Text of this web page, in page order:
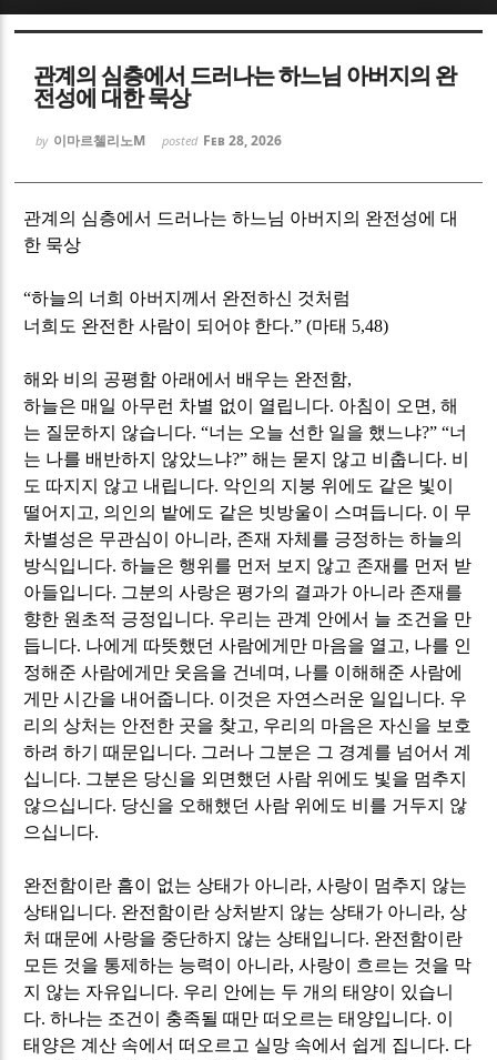
관계의 심층에서 드러나는 하느님 아버지의 완
전성에 대한 묵상
by 이마르첼리노M posted Feb 28, 2026
관계의 심층에서 드러나는 하느님 아버지의 완전성에 대
한 묵상
“하늘의 너희 아버지께서 완전하신 것처럼
너희도 완전한 사람이 되어야 한다.” (마태 5,48)
해와 비의 공평함 아래에서 배우는 완전함,
하늘은 매일 아무런 차별 없이 열립니다. 아침이 오면 ,해
는 질문하지 않습니다. “너는 오늘 선한 일을 했느냐?” “너
는 나를 배반하지 않았느냐?”해는 묻지 않고 비춥니다. 비
도 따지지 않고 내립니다. 악인의 지붕 위에도 같은 빛이
떨어지고, 의인의 밭에도 같은 빗방울이 스며듭니다. 이 무
차별성은 무관심이 아니라, 존재 자체를 긍정하는 하늘의
방식입니다.하늘은 행위를 먼저 보지 않고 존재를 먼저 받
아들입니다. 그분의 사랑은 평가의 결과가 아니라 존재를
향한 원초적 긍정입니다. 우리는 관계 안에서 늘 조건을 만
듭니다. 나에게 따뜻했던 사람에게만 마음을 열고, 나를 인
정해준 사람에게만 웃음을 건네며 , 나를 이해해준 사람에
게만 시간을 내어줍니다. 이것은 자연스러운 일입니다. 우
리의 상처는 안전한 곳을 찾고, 우리의 마음은 자신을 보호
하려 하기 때문입니다. 그러나 그분은 그 경계를 넘어서 계
십니다. 그분은 당신을 외면했던 사람 위에도 빛을 멈추지
않으십니다. 당신을 오해했던 사람 위에도 비를 거두지 않
으십니다.
완전함이란 흠이 없는 상태가 아니라,사랑이 멈추지 않는
상태입니다. 완전함이란 상처받지 않는 상태가 아니라,상
처 때문에 사랑을 중단하지 않는 상태입니다. 완전함이란
모든 것을 통제하는 능력이 아니라,사랑이 흐르는 것을 막
지 않는 자유입니다. 우리 안에는 두 개의 태양이 있습니
다.하나는 조건이 충족될 때만 떠오르는 태양입니다. 이
태양은 계산 속에서 떠오르고 실망 속에서 쉽게 집니다. 다
Sketchbook5, 스케치북5
Sketchbook5, 스케치북5
Sketchbook5, 스케치북5
Sketchbook5, 스케치북5